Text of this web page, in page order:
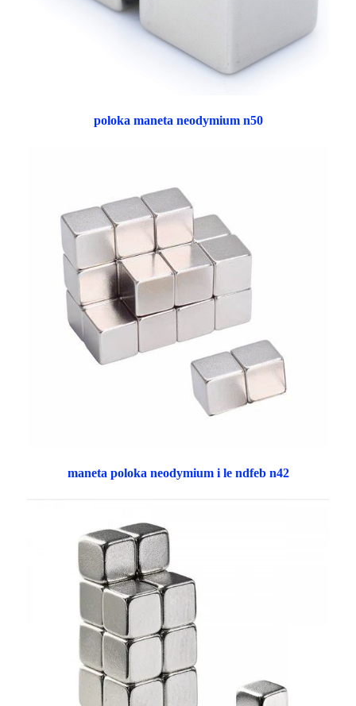
poloka maneta neodymium n50
maneta poloka neodymium i le ndfeb n42